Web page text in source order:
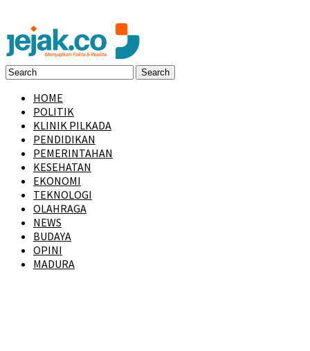
HOME
POLITIK
KLINIK PILKADA
PENDIDIKAN
PEMERINTAHAN
KESEHATAN
EKONOMI
TEKNOLOGI
OLAHRAGA
NEWS
BUDAYA
OPINI
MADURA